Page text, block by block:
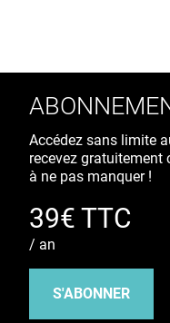
Accédez sans limite
recevez gratuitement
à ne pas manquer !
39€ TTC
/ an
S'ABONNER